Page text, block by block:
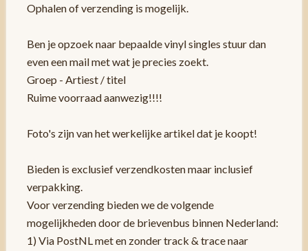
Ophalen of verzending is mogelijk.
Ben je opzoek naar bepaalde vinyl singles stuur dan
even een mail met wat je precies zoekt.
Groep - Artiest / titel
Ruime voorraad aanwezig!!!!
Foto's zijn van het werkelijke artikel dat je koopt!
Bieden is exclusief verzendkosten maar inclusief
verpakking.
Voor verzending bieden we de volgende
mogelijkheden door de brievenbus binnen Nederland:
1) Via PostNL met en zonder track & trace naar